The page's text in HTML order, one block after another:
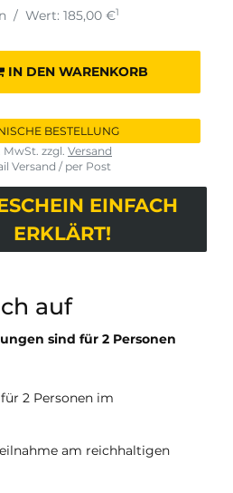
auf
sind für 2 Personen
2 Personen im
am reichhaltigen
/ Wert: 185,00 €1
IN DEN WARENKORB
BESTELLUNG
MwSt. zzgl. Versand
Versand / per Post
EINFACH
ERKLÄRT!